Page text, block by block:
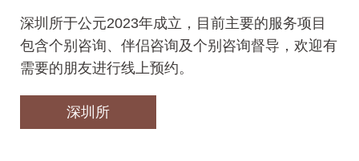
深圳所于公元2023年成立，目前主要的服务项目
包含个别咨询、伴侣咨询及个别咨询督导，欢迎有
需要的朋友进行线上预约。
深圳所